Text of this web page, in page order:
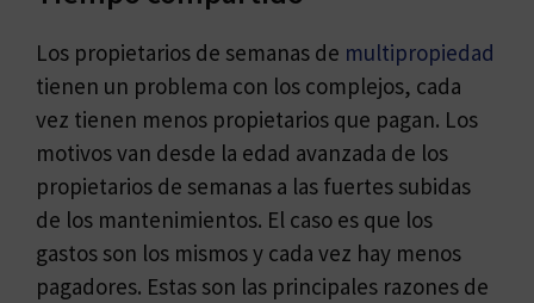
Los propietarios de semanas de multipropiedad
tienen un problema con los complejos, cada
vez tienen menos propietarios que pagan. Los
motivos van desde la edad avanzada de los
propietarios de semanas a las fuertes subidas
de los mantenimientos. El caso es que los
gastos son los mismos y cada vez hay menos
pagadores. Estas son las principales razones de